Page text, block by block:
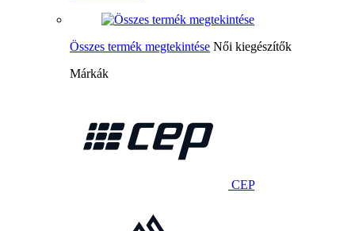
Összes termék megtekintése Női kiegészítők
Márkák
CEP